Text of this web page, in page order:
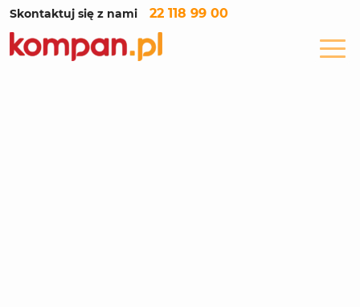
Skontaktuj się z nami 22 118 99 00